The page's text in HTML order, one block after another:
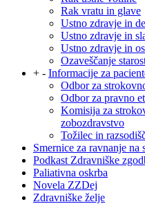
Rak vratu in glave
Ustno zdravje in
Ustno zdravje in
Ustno zdravje in
Ozaveščanje
+ - Informacije za
Odbor za
Odbor za pravno
Komisija za
zobozdravstvo
Tožilec in
Smernice za ravnanje na
Podkast Zdravniške
Paliativna oskrba
Novela ZZDej
Zdravniške želje